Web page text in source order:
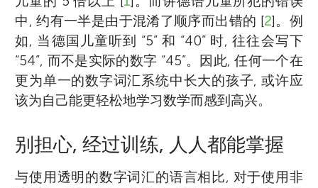
中, 约有一半是由于混淆了顺序而出错的 [2]。例
如, 当德国儿童听到 “5” 和 “40” 时, 往往会写下
“54”, 而不是实际的数字 “45”。因此, 任何一个在
更为单一的数字词汇系统中长大的孩子, 或许应
该为自己能更轻松地学习数学而感到高兴。
别担心, 经过训练, 人人都能掌握
与使用透明的数字词汇的语言相比, 对于使用非